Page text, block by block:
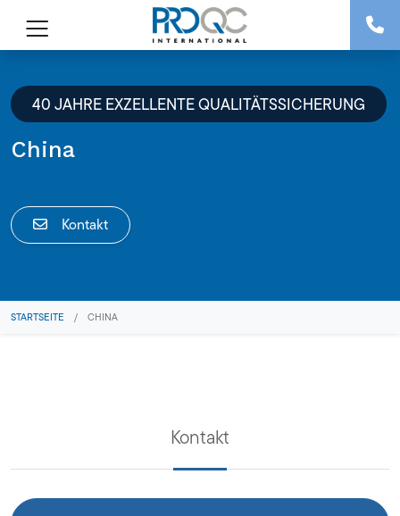
40 JAHRE EXZELLENTE QUALITÄTSSICHERUNG
China
Kontakt
STARTSEITE / CHINA
Kontakt